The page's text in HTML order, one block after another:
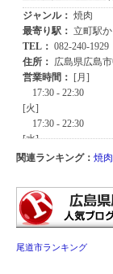
関連ランキング： 焼肉
尾道市ランキング